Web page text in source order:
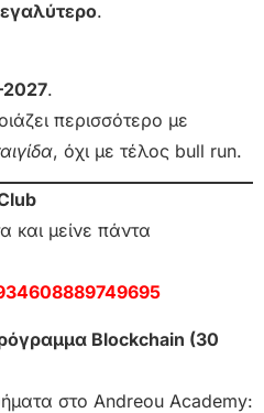
.
.
περισσότερο με
, όχι με τέλος bull run.
και μείνε πάντα
Blockchain (30
στο Andreou Academy: